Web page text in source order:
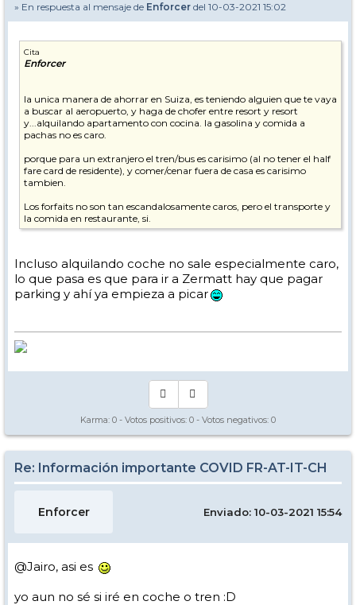
» En respuesta al mensaje de Enforcer del 10-03-2021 15:02
Cita
Enforcer
la unica manera de ahorrar en Suiza, es teniendo alguien que te vaya
a buscar al aeropuerto, y haga de chofer entre resort y resort
y...alquilando apartamento con cocina. la gasolina y comida a
pachas no es caro.
porque para un extranjero el tren/bus es carisimo (al no tener el half
fare card de residente), y comer/cenar fuera de casa es carisimo
tambien.
Los forfaits no son tan escandalosamente caros, pero el transporte y
la comida en restaurante, si.
Incluso alquilando coche no sale especialmente caro,
lo que pasa es que para ir a Zermatt hay que pagar
parking y ahí ya empieza a picar
Karma: 0 - Votos positivos: 0 - Votos negativos: 0
Re: Información importante COVID FR-AT-IT-CH
Enforcer Enviado: 10-03-2021 15:54
@Jairo, asi es
yo aun no sé si iré en coche o tren :D